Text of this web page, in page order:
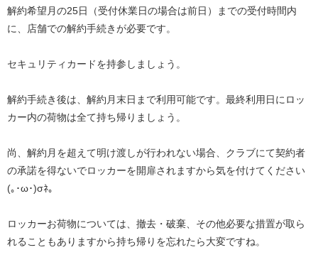
解約希望月の25日（受付休業日の場合は前日）までの受付時間内
に、店舗での解約手続きが必要です。
セキュリティカードを持参しましょう。
解約手続き後は、解約月末日まで利用可能です。最終利用日にロッ
カー内の荷物は全て持ち帰りましょう。
尚、解約月を超えて明け渡しが行われない場合、クラブにて契約者
の承諾を得ないでロッカーを開扉されますから気を付けてください
(｡･ω･)σﾈ。
ロッカーお荷物については、撤去・破棄、その他必要な措置が取ら
れることもありますから持ち帰りを忘れたら大変ですね。